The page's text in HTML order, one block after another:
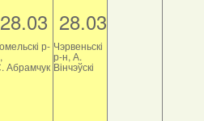
28.03
р-
Абрамчук
28.03
Чэрвеньскі
р-н, А.
Вінчэўскі